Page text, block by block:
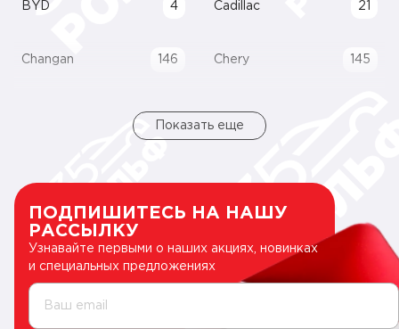
BYD 4 Cadillac 21
Changan 146 Chery 145
Показать еще
ПОДПИШИТЕСЬ НА НАШУ
РАССЫЛКУ
Узнавайте первыми о наших акциях, новинках
и специальных предложениях
Ваш email